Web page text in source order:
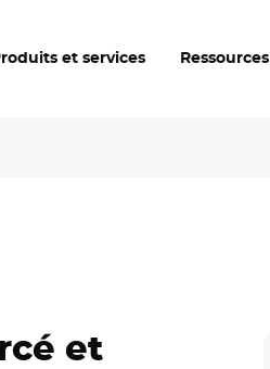
et services Ressources
et